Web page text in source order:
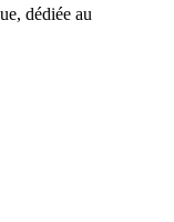
dédiée au